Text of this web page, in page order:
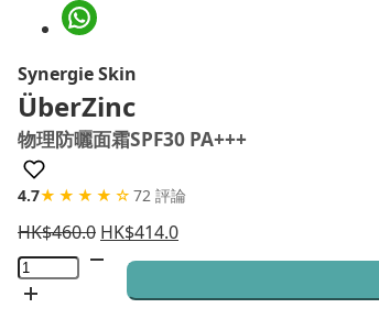
Synergie Skin
ÜberZinc
物理防曬面霜SPF30 PA+++
4.7★★★★☆ 72 評論
HK$460.0 HK$414.0
ÜberZinc
物